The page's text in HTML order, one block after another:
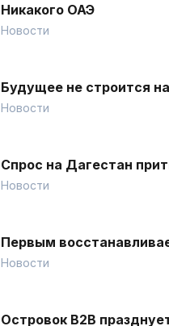
Никакого ОАЭ
Новости
Будущее не строится
Новости
Спрос на Дагестан
Новости
Первым
Новости
Островок В2В